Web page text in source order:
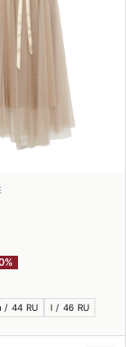
/ 44 RU l / 46 RU